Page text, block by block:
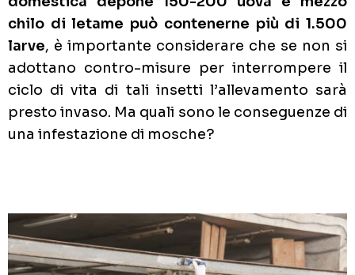
chilo di letame può contenerne più di 1.500
larve, è importante considerare che se non si
adottano contro-misure per interrompere il
ciclo di vita di tali insetti l’allevamento sarà
presto invaso. Ma quali sono le conseguenze di
una infestazione di mosche?